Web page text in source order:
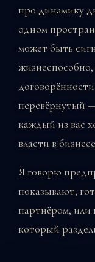
про динамику
одном
может быть
перевёрнутый
каждый из вас
власти в
Я говорю
показывают,
партнёром,
который